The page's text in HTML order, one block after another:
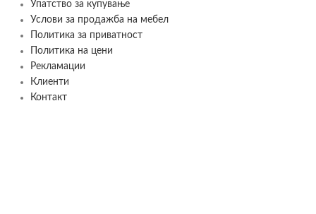
Упатство за купување
Услови за продажба на мебел
Политика за приватност
Политика на цени
Рекламации
Клиенти
Контакт